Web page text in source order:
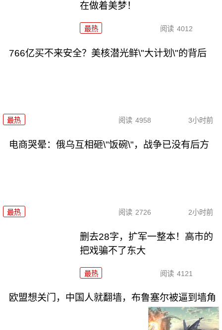
在做着美梦！
最热 阅读 4012
766亿买不来安全？美核潜光鲜\"大计划\"的背后
最热 阅读 4958 3小时前
电商哭晕：俄乌互相砸\"饭碗\"，战争已没有后方
最热 阅读 2726 2小时前
删去28字，扩军一整本！高市的
把戏骗不了东大
最热 阅读 4121
欧盟想关门，中国人就翻墙，布鲁塞尔被逼到墙角